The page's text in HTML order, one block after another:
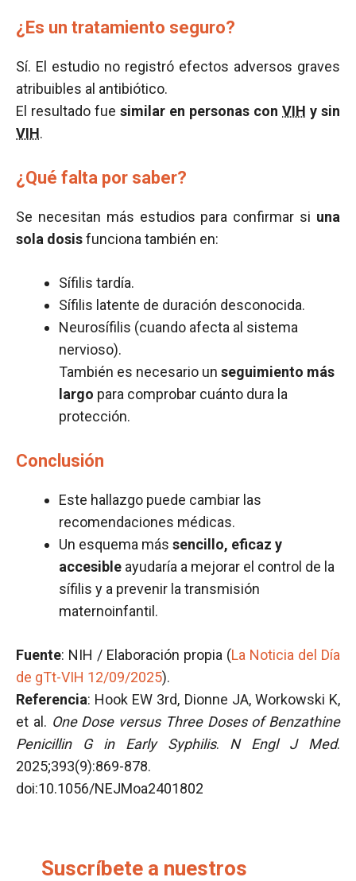
¿Es un tratamiento seguro?
Sí. El estudio no registró efectos adversos graves
atribuibles al antibiótico.
El resultado fue similar en personas con VIH y sin
VIH.
¿Qué falta por saber?
Se necesitan más estudios para confirmar si una
sola dosisfunciona también en:
Sífilis tardía.
Sífilis latente de duración desconocida.
Neurosífilis (cuando afecta al sistema
nervioso).
También es necesario un seguimiento más
largo para comprobar cuánto dura la
protección.
Conclusión
Este hallazgo puede cambiar las
recomendaciones médicas.
Un esquema más sencillo, eficaz y
accesible ayudaría a mejorar el control de la
sífilis y a prevenir la transmisión
maternoinfantil.
Fuente: NIH / Elaboración propia (La Noticia del Día
de gTt-VIH 12/09/2025).
Referencia: Hook EW 3rd, Dionne JA, Workowski K,
et al. One Dose versus Three Doses of Benzathine
Penicillin G in Early Syphilis. N Engl J Med.
2025;393(9):869-878.
doi:10.1056/NEJMoa2401802
Suscríbete a nuestros